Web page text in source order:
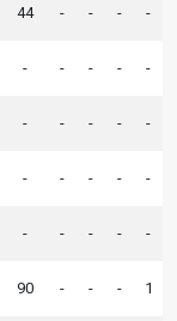
44 - - - -
- - - - -
- - - - -
- - - - -
- - - - -
90 - - - 1